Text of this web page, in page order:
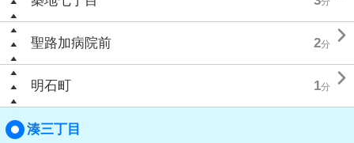
聖路加病院前 2分 
明石町 1分 
湊三丁目